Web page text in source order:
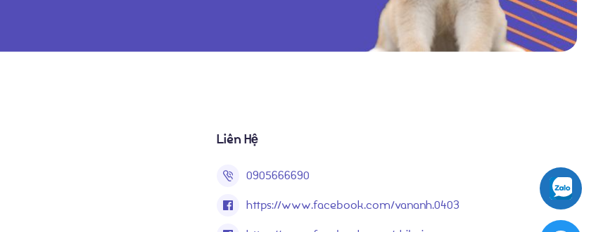
Liên Hệ
0905666690
https://www.facebook.com/vananh.0403